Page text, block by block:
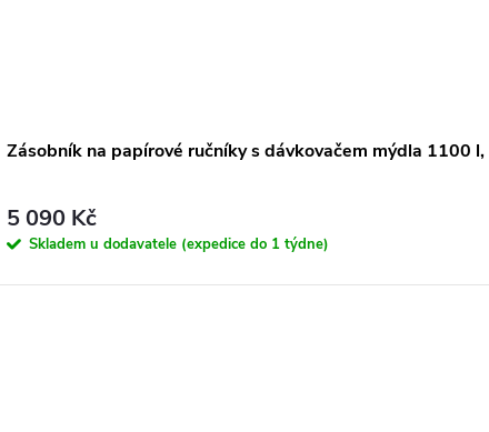
Zásobník na papírové ručníky s dávkovačem mýdla 1100
5 090 Kč
Skladem u dodavatele (expedice do 1 týdne)